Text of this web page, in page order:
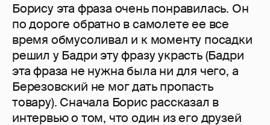
Борису эта фраза очень понравилась. Он
по дороге обратно в самолете ее все
время обмусоливал и к моменту посадки
решил у Бадри эту фразу украсть (Бадри
эта фраза не нужна была ни для чего, а
Березовский не мог дать пропасть
товару). Сначала Борис рассказал в
интервью о том, что один из его друзей